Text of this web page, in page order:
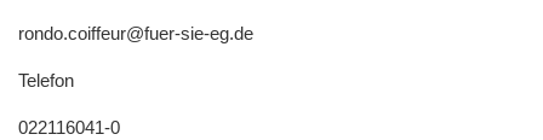
rondo.coiffeur@fuer-sie-eg.de
Telefon
022116041-0